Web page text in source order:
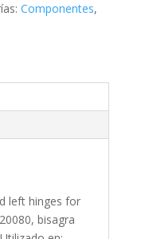
Componentes,
left hinges for
bisagra